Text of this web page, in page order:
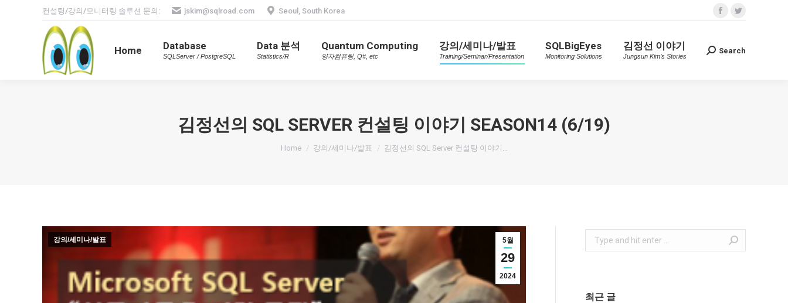
컨설팅/강의/모니터링 솔루션 문의: jskim@sqlroad.com Seoul, South Korea
opensopens
Home Database
SQLServer / PostgreSQL
Data 분석
Statistics/R
Quantum Computing
양자컴퓨팅, Q#, etc
강의/세미나/발표
Training/Seminar/Presentation
SQLBigEyes
Monitoring Solutions
김정선 이야기
Jungsun Kim’s Stories Search:
Search
김정선의 SQL SERVER 컨설팅 이야기 SEASON14 (6/19)
You are here:
Home 강의/세미나/발표 김정선의 SQL Server 컨설팅 이야기…
5월
29
2024
강의/세미나/발표 Search:
최근 글
Database Data 분석 Quantum Computing 강의/세미나/발표 SQLBigEyes 김정선 이야기